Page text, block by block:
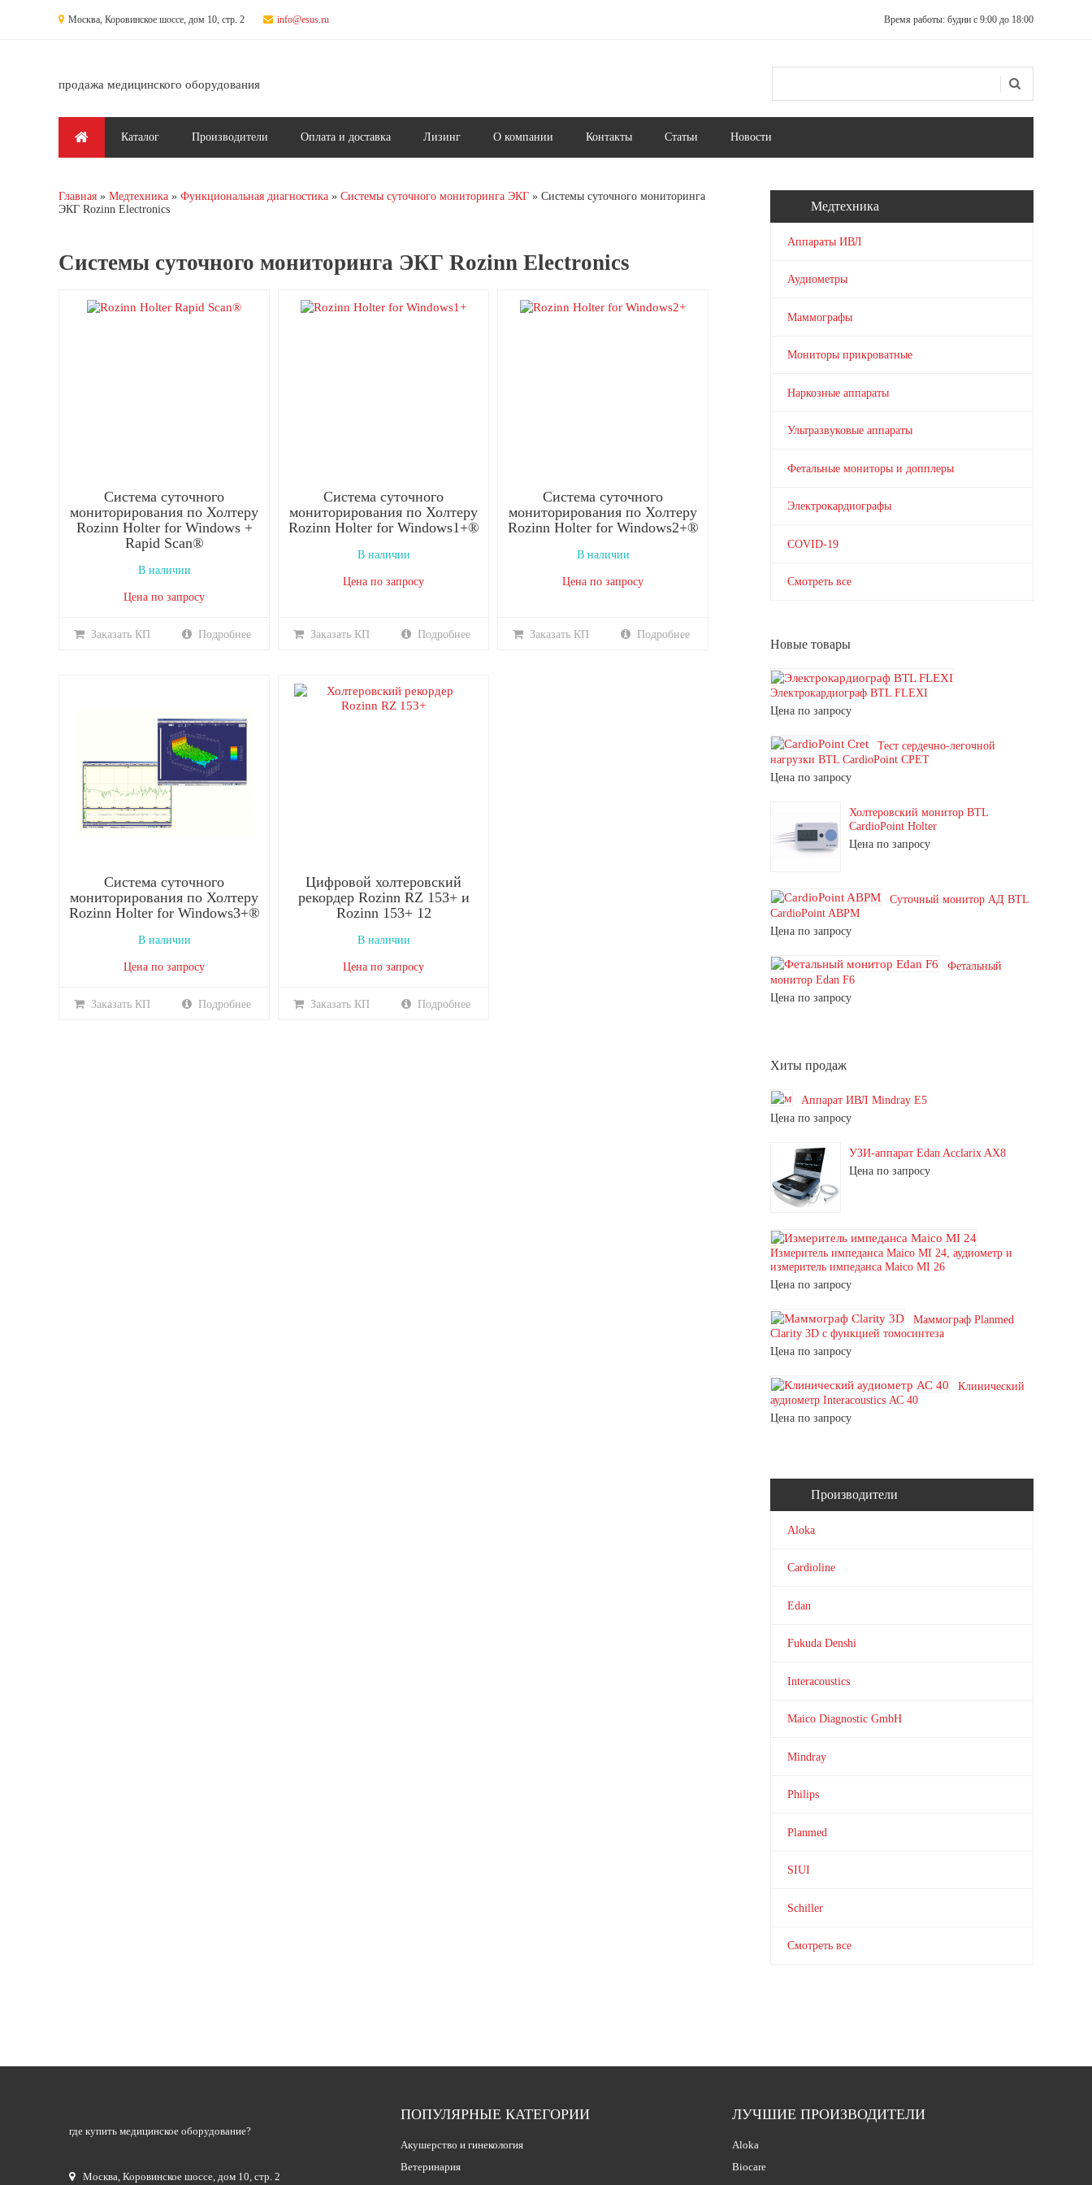
Москва, Коровинское шоссе, дом 10, стр. 2 info@esus.ru Время работы: будни с 9:00 до 18:00
продажа медицинского оборудования
Главное менюКаталог Производители Оплата и доставка Лизинг О компании Контакты Статьи Новости
Вы здесь
Главная Медтехника Функциональная диагностика Системы суточного мониторинга ЭКГ
Системы суточного мониторинга
ЭКГ Rozinn Electronics
Системы суточного мониторинга ЭКГ Rozinn Electronics
Система суточного
мониторирования по Холтеру
Rozinn Holter for Windows +
Rapid Scan®
В наличии
Цена по запросу
Заказать КП Подробнее
Система суточного
мониторирования по Холтеру
Rozinn Holter for Windows1+®
В наличии
Цена по запросу
Заказать КП Подробнее
Система суточного
мониторирования по Холтеру
Rozinn Holter for Windows2+®
В наличии
Цена по запросу
Заказать КП Подробнее
Система суточного
мониторирования по Холтеру
Rozinn Holter for Windows3+®
В наличии
Цена по запросу
Заказать КП Подробнее
Цифровой холтеровский
рекордер Rozinn RZ 153+ и
Rozinn 153+ 12
В наличии
Цена по запросу
Заказать КП Подробнее
Медтехника
Аппараты ИВЛ
Аудиометры
Маммографы
Мониторы прикроватные
Наркозные аппараты
Ультразвуковые аппараты
Фетальные мониторы и допплеры
Электрокардиографы
COVID-19
Смотреть все
Новые товары
Электрокардиограф BTL FLEXI
Цена по запросу
Тест сердечно-легочной
нагрузки BTL CardioPoint CPET
Цена по запросу
Холтеровский монитор BTL
CardioPoint Holter
Цена по запросу
Суточный монитор АД BTL
CardioPoint ABPM
Цена по запросу
Фетальный
монитор Edan F6
Цена по запросу
Хиты продаж
Аппарат ИВЛ Mindray E5
Цена по запросу
УЗИ-аппарат Edan Acclarix AX8
Цена по запросу
Измеритель импеданса Maico MI 24, аудиометр и
измеритель импеданса Maico MI 26
Цена по запросу
Маммограф Planmed
Clarity 3D с функцией томосинтеза
Цена по запросу
Клинический
аудиометр Interacoustics АС 40
Цена по запросу
Производители
Aloka
Cardioline
Edan
Fukuda Denshi
Interacoustics
Maico Diagnostic GmbH
Mindray
Philips
Planmed
SIUI
Schiller
Смотреть все
где купить медицинское оборудование?
Москва, Коровинское шоссе, дом 10, стр. 2
ПОПУЛЯРНЫЕ КАТЕГОРИИ
Акушерство и гинекология
Ветеринария
ЛУЧШИЕ ПРОИЗВОДИТЕЛИ
Aloka
Biocare